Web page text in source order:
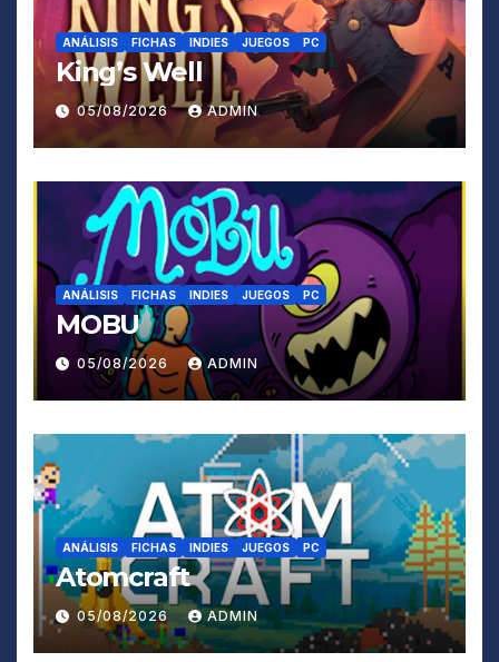
ANÁLISIS FICHAS INDIES JUEGOS PC
King’s Well
05/08/2026 ADMIN
ANÁLISIS FICHAS INDIES JUEGOS PC
MOBU
05/08/2026 ADMIN
ANÁLISIS FICHAS INDIES JUEGOS PC
Atomcraft
05/08/2026 ADMIN